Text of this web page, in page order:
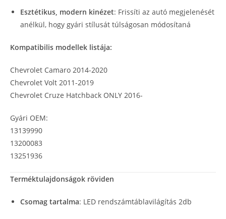
Esztétikus, modern kinézet: Frissíti az autó megjelenését
anélkül, hogy gyári stílusát túlságosan módosítaná
Kompatibilis modellek listája:
Chevrolet Camaro 2014-2020
Chevrolet Volt 2011-2019
Chevrolet Cruze Hatchback ONLY 2016-
Gyári OEM:
13139990
13200083
13251936
Terméktulajdonságok röviden
Csomag tartalma: LED rendszámtáblavilágítás 2db